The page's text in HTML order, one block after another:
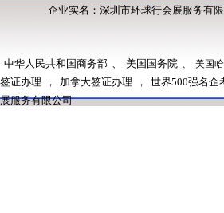
企业实名：深圳市环球行会展服务有
中华人民共和国商务部 美国国务院 、 美国
签证办理
， 加拿大签证办理 ， 世界500强名企
展服务有限公司